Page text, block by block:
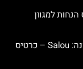
למגוון
פארק המים PortAventura בברצלונה: Salou – כרטיס